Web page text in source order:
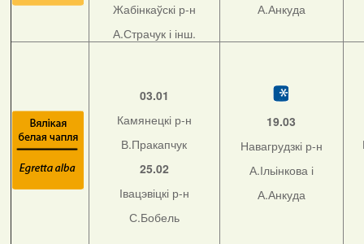
Жабінкаўскі р-н
А.Страчук і інш.
А.Анкуда
03.01
Камянецкі р-н
В.Пракапчук
25.02
Івацэвіцкі р-н
С.Бобель
19.03
Навагрудзкі р-н
А.Ільінкова і
А.Анкуда